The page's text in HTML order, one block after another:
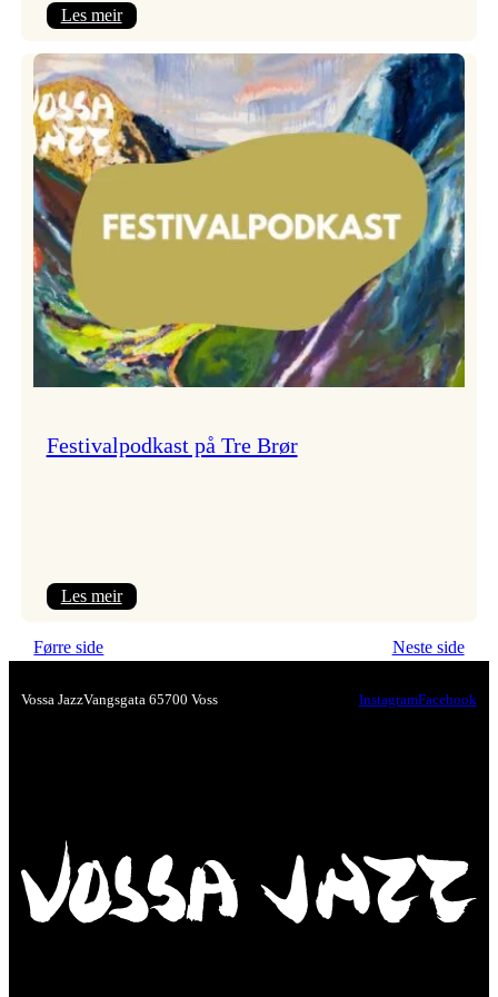
Les meir:
Jazz
x
Kvestad
sideri
Festivalpodkast på Tre Brør
Les meir:
Brør
Førre side Neste side
Vossa JazzVangsgata 65700 Voss InstagramFacebook